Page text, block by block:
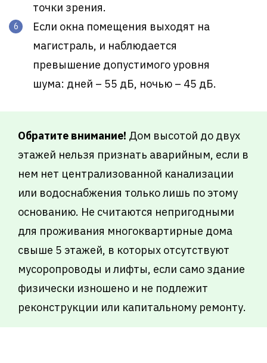
точки зрения.
Если окна помещения выходят на
магистраль, и наблюдается
превышение допустимого уровня
шума: дней – 55 дБ, ночью – 45 дБ.
Обратите внимание! Дом высотой до двух
этажей нельзя признать аварийным, если в
нем нет централизованной канализации
или водоснабжения только лишь по этому
основанию. Не считаются непригодными
для проживания многоквартирные дома
свыше 5 этажей, в которых отсутствуют
мусоропроводы и лифты, если само здание
физически изношено и не подлежит
реконструкции или капитальному ремонту.